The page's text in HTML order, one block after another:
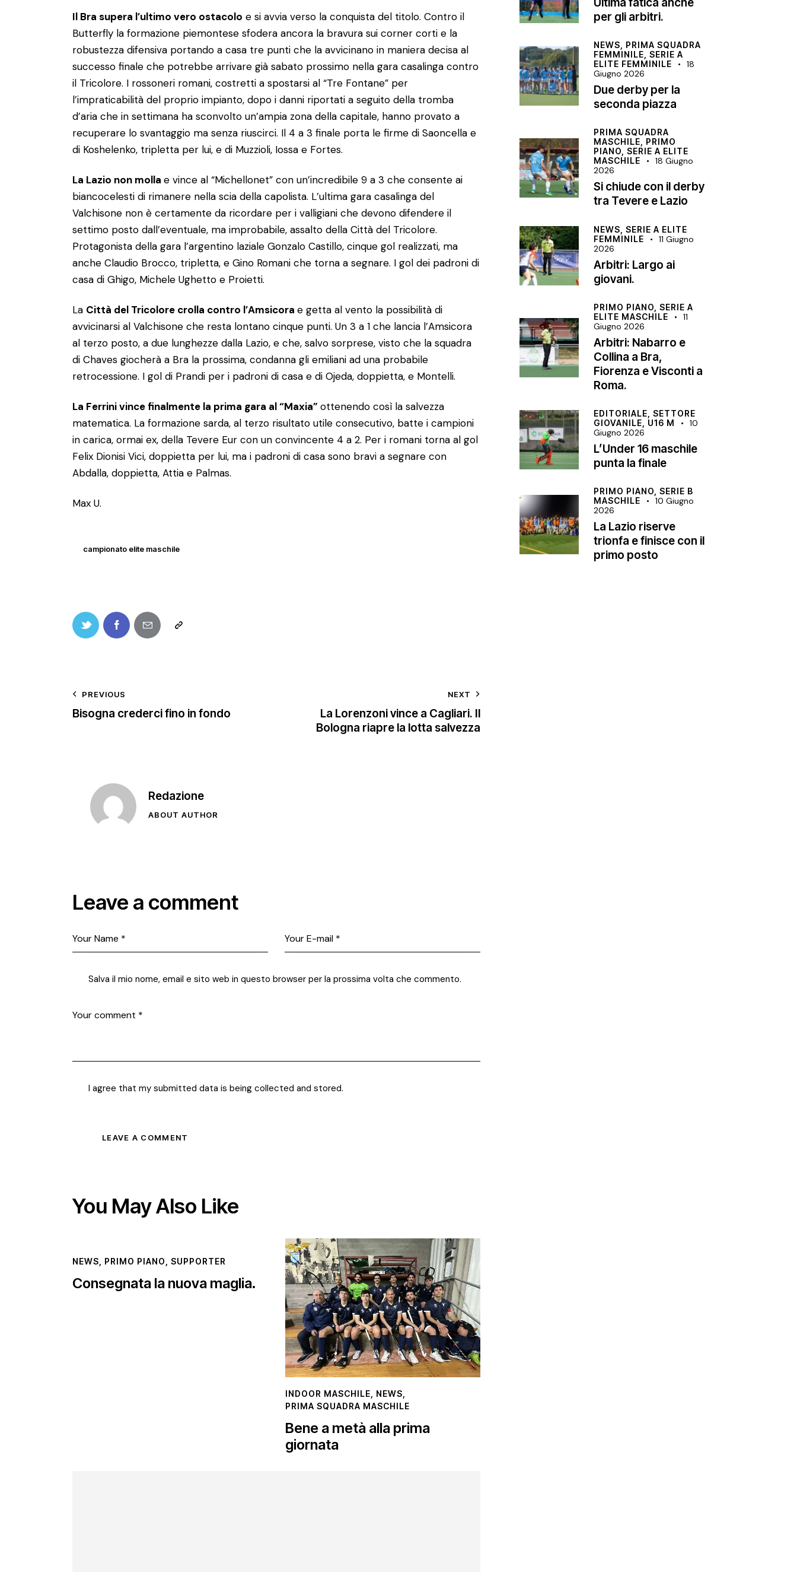
Il Bra supera l’ultimo vero ostacolo e si avvia verso la conquista del titolo. Contro il
Butterfly la formazione piemontese sfodera ancora la bravura sui corner corti e la
robustezza difensiva portando a casa tre punti che la avvicinano in maniera decisa al
successo finale che potrebbe arrivare già sabato prossimo nella gara casalinga contro
il Tricolore. I rossoneri romani, costretti a spostarsi al “Tre Fontane” per
l’impraticabilità del proprio impianto, dopo i danni riportati a seguito della tromba
d’aria che in settimana ha sconvolto un’ampia zona della capitale, hanno provato a
recuperare lo svantaggio ma senza riuscirci. Il 4 a 3 finale porta le firme di Saoncella e
di Koshelenko, tripletta per lui, e di Muzzioli, Iossa e Fortes.
La Lazio non molla e vince al “Michellonet” con un’incredibile 9 a 3 che consente ai
biancocelesti di rimanere nella scia della capolista. L’ultima gara casalinga del
Valchisone non è certamente da ricordare per i valligiani che devono difendere il
settimo posto dall’eventuale, ma improbabile, assalto della Città del Tricolore.
Protagonista della gara l’argentino laziale Gonzalo Castillo, cinque gol realizzati, ma
anche Claudio Brocco, tripletta, e Gino Romani che torna a segnare. I gol dei padroni di
casa di Ghigo, Michele Ughetto e Proietti.
La Città del Tricolore crolla contro l’Amsicora e getta al vento la possibilità di
avvicinarsi al Valchisone che resta lontano cinque punti. Un 3 a 1 che lancia l’Amsicora
al terzo posto, a due lunghezze dalla Lazio, e che, salvo sorprese, visto che la squadra
di Chaves giocherà a Bra la prossima, condanna gli emiliani ad una probabile
retrocessione. I gol di Prandi per i padroni di casa e di Ojeda, doppietta, e Montelli.
La Ferrini vince finalmente la prima gara al “Maxia” ottenendo così la salvezza
matematica. La formazione sarda, al terzo risultato utile consecutivo, batte i campioni
in carica, ormai ex, della Tevere Eur con un convincente 4 a 2. Per i romani torna al gol
Felix Dionisi Vici, doppietta per lui, ma i padroni di casa sono bravi a segnare con
Abdalla, doppietta, Attia e Palmas.
Max U.
campionato elite maschile
PREVIOUS
Bisogna crederci fino in fondo
NEXT
La Lorenzoni vince a Cagliari. Il
Bologna riapre la lotta salvezza
Redazione
ABOUT AUTHOR
Leave a comment
Salva il mio nome, email e sito web in questo browser per la prossima volta che commento.
I agree that my submitted data is being collected and stored.
You May Also Like
NEWS PRIMO PIANO SUPPORTER
Consegnata la nuova maglia.
INDOOR MASCHILE NEWS
PRIMA SQUADRA MASCHILE
Bene a metà alla prima
giornata
per gli arbitri.
NEWS, PRIMA SQUADRA
FEMMINILE,SERIE A
ELITE FEMMINILE
18
Giugno 2026
Due derby per la
seconda piazza
PRIMA SQUADRA
MASCHILE, PRIMO
PIANO,SERIE A ELITE
MASCHILE
18 Giugno
2026
Si chiude con il derby
tra Tevere e Lazio
NEWS,SERIE A ELITE
FEMMINILE
11 Giugno
2026
Arbitri: Largo ai
giovani.
PRIMO PIANO,SERIE A
ELITE MASCHILE
11
Giugno 2026
Arbitri: Nabarro e
Collina a Bra,
Fiorenza e Visconti a
Roma.
EDITORIALE,SETTORE
GIOVANILE, U16 M
10
Giugno 2026
L’Under 16 maschile
punta la finale
PRIMO PIANO,SERIE B
MASCHILE
10 Giugno
2026
La Lazio riserve
trionfa e finisce con il
primo posto